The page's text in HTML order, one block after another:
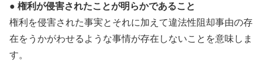
● 権利が侵害されたことが明らかであること
権利を侵害された事実とそれに加えて違法性阻却事由の存
在をうかがわせるような事情が存在しないことを意味しま
す。